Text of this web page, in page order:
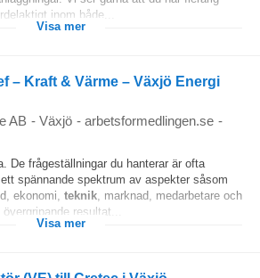
inom både...
Visa mer
– Kraft & Värme – Växjö Energi
AB - Växjö - arbetsformedlingen.se -
De frågeställningar du hanterar är ofta
spännande spektrum av aspekter såsom
ekonomi, teknik, marknad, medarbetare och
resultat...
Visa mer